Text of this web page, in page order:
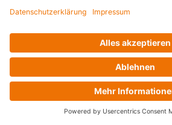
Klingeltaster und Gongs
Sprechanlagen-Sets
Zubehör Türkommunikation
Videoüberwachung
Zubehör Videoüberwachung
Alle anzeigen